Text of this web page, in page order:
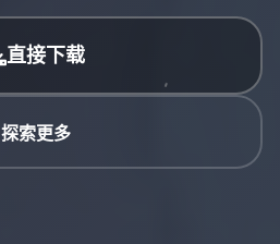
直接下载
探索更多